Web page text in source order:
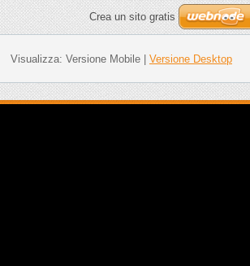
Crea un sito gratis
Visualizza: Versione Mobile| Versione Desktop